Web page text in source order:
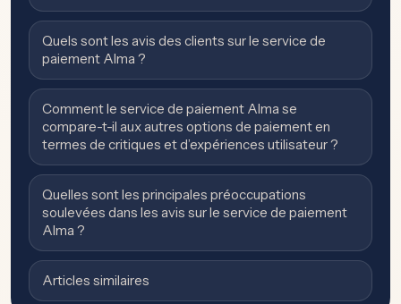
Quels sont les avis des clients sur le service de
paiement Alma ?
Comment le service de paiement Alma se
compare-t-il aux autres options de paiement en
termes de critiques et d’expériences utilisateur ?
Quelles sont les principales préoccupations
soulevées dans les avis sur le service de paiement
Alma ?
Articles similaires